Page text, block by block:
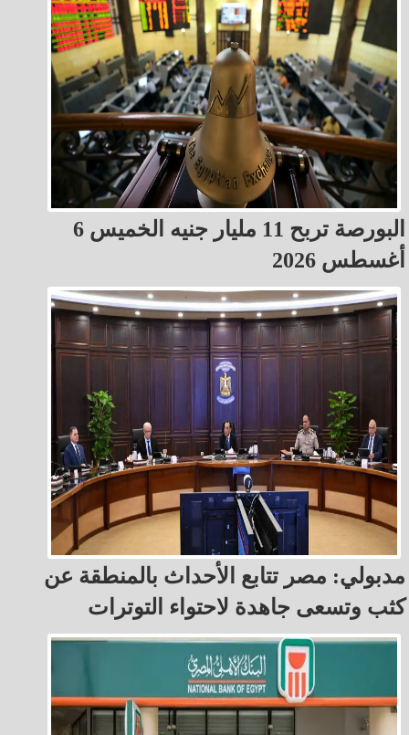
البورصة تربح 11 مليار جنيه الخميس 6
أغسطس 2026
مدبولي: مصر تتابع الأحداث بالمنطقة عن
كثب وتسعى جاهدة لاحتواء التوترات